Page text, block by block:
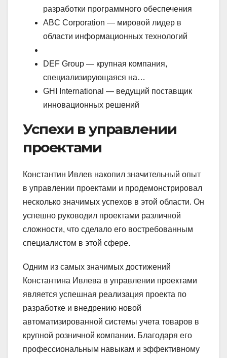
разработки программного обеспечения
ABC Corporation — мировой лидер в
области информационных технологий
DEF Group — крупная компания,
специализирующаяся на…
GHI International — ведущий поставщик
инновационных решений
Успехи в управлении
проектами
Константин Ивлев накопил значительный опыт
в управлении проектами и продемонстрировал
несколько значимых успехов в этой области. Он
успешно руководил проектами различной
сложности, что сделало его востребованным
специалистом в этой сфере.
Одним из самых значимых достижений
Константина Ивлева в управлении проектами
является успешная реализация проекта по
разработке и внедрению новой
автоматизированной системы учета товаров в
крупной розничной компании. Благодаря его
профессиональным навыкам и эффективному